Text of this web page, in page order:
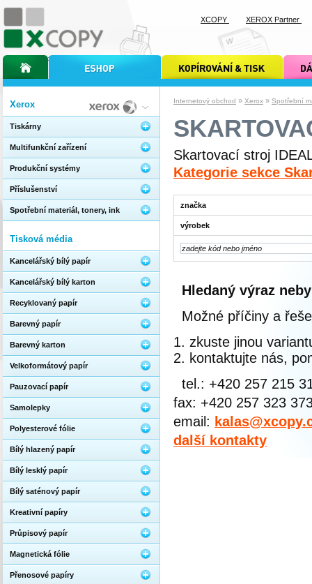
Internetový obchod » Xerox » Spotřební
Skartovací stroj
Kategorie sekce
značka
výrobek
Hledaný výraz
Možné příčiny a
zkuste jinou
kontaktujte nás,
tel.: +420 257 215
fax: +420 257 323
email:
další kontakty
Xerox
Tiskárny
Multifunkční zařízení
Produkční systémy
Příslušenství
Spotřební materiál, tonery, ink
Tisková média
Kancelářský bílý papír
Kancelářský bílý karton
Recyklovaný papír
Barevný papír
Barevný karton
Velkoformátový papír
Pauzovací papír
Samolepky
Polyesterové fólie
Bílý hlazený papír
Bílý lesklý papír
Bílý saténový papír
Kreativní papíry
Průpisový papír
Magnetická fólie
Přenosové papíry
úvodní stránka xcopyinternetový obchod xcopy kopírování a tisk xcopy dárkové
XCOPY XEROX Partner